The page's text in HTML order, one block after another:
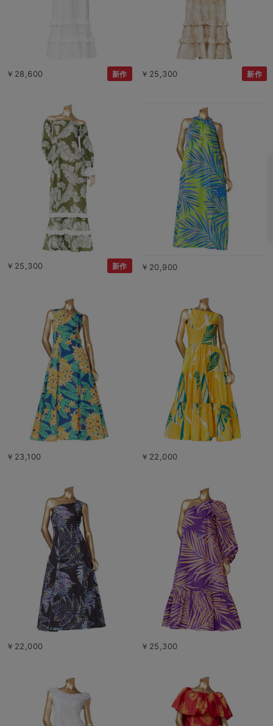
￥28,600 新作 ￥25,300 新作
￥25,300 新作 ￥20,900
￥23,100 ￥22,000
￥22,000 ￥25,300